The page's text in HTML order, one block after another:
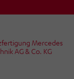
Mercedes
AG & Co. KG